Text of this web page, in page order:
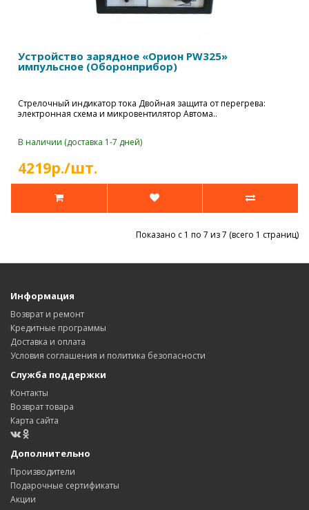
Устройство зарядное «Орион PW325»
импульсное (Оборонприбор)
Стрелочный индикатор тока Двойная защита от перегрева:
электронная схема и микровентилятор Автома..
В наличии (доставка 1-7 дней)
4219р./шт.
Показано с 1 по 7 из 7 (всего 1 страниц)
Информация
Возврат и ремонт
Кредитные программы
Доставка и оплата
Условия соглашения и политика безопасности
Служба поддержки
Контакты
Возврат товара
Карта сайта
Дополнительно
Производители
Подарочные сертификаты
Акции